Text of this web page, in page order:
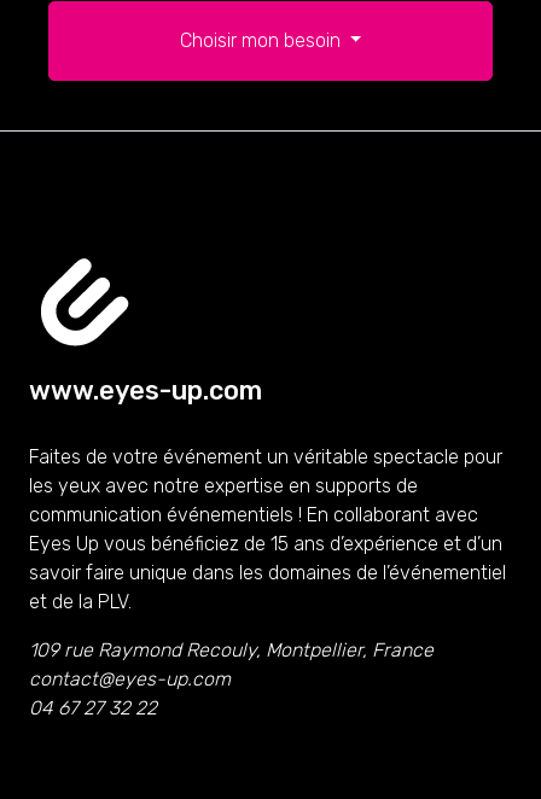
Choisir mon besoin
www.eyes-up.com
Faites de votre événement un véritable spectacle pour
les yeux avec notre expertise en supports de
communication événementiels ! En collaborant avec
Eyes Up vous bénéficiez de 15 ans d’expérience et d’un
savoir faire unique dans les domaines de l’événementiel
et de la PLV.
109 rue Raymond Recouly, Montpellier, France
contact@eyes-up.com
04 67 27 32 22